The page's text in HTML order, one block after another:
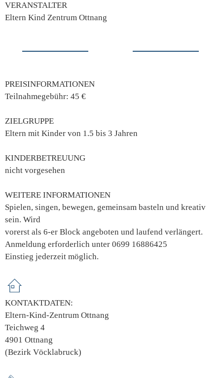
VERANSTALTER
Eltern Kind Zentrum Ottnang
PREISINFORMATIONEN
Teilnahmegebühr: 45 €
ZIELGRUPPE
Eltern mit Kinder von 1.5 bis 3 Jahren
KINDERBETREUUNG
nicht vorgesehen
WEITERE INFORMATIONEN
Spielen, singen, bewegen, gemeinsam basteln und kreativ
sein. Wird
vorerst als 6-er Block angeboten und laufend verlängert.
Anmeldung erforderlich unter 0699 16886425
Einstieg jederzeit möglich.
KONTAKTDATEN:
Eltern-Kind-Zentrum Ottnang
Teichweg 4
4901 Ottnang
(Bezirk Vöcklabruck)